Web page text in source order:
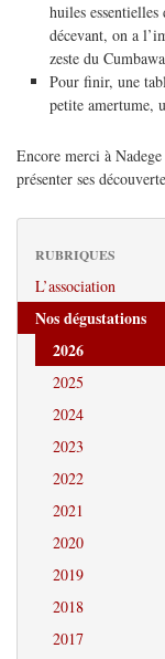
huiles
décevant, on a
zeste du
Pour finir, une
petite amertume,
Encore merci à
présenter ses
RUBRIQUES
L’association
Nos dégustations
2026
2025
2024
2023
2022
2021
2020
2019
2018
2017